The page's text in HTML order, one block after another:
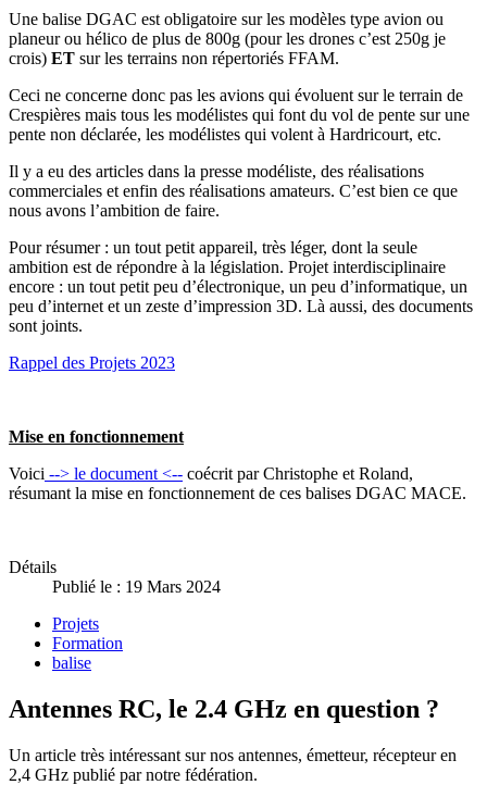
Une balise DGAC est obligatoire sur les modèles type avion ou
planeur ou hélico de plus de 800g (pour les drones c’est 250g je
crois) ET sur les terrains non répertoriés FFAM.
Ceci ne concerne donc pas les avions qui évoluent sur le terrain de
Crespières mais tous les modélistes qui font du vol de pente sur une
pente non déclarée, les modélistes qui volent à Hardricourt, etc.
Il y a eu des articles dans la presse modéliste, des réalisations
commerciales et enfin des réalisations amateurs. C’est bien ce que
nous avons l’ambition de faire.
Pour résumer : un tout petit appareil, très léger, dont la seule
ambition est de répondre à la législation. Projet interdisciplinaire
encore : un tout petit peu d’électronique, un peu d’informatique, un
peu d’internet et un zeste d’impression 3D. Là aussi, des documents
sont joints.
Rappel des Projets 2023
Mise en fonctionnement
Voici --> le document <-- coécrit par Christophe et Roland,
résumant la mise en fonctionnement de ces balises DGAC MACE.
Détails
Publié le : 19 Mars 2024
Projets
Formation
balise
Antennes RC, le 2.4 GHz en question ?
Un article très intéressant sur nos antennes, émetteur, récepteur en
2,4 GHz publié par notre fédération.